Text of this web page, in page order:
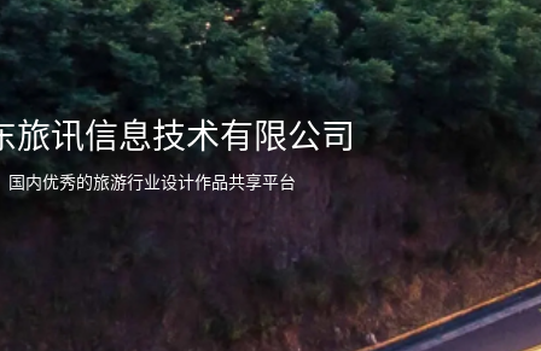
旅讯信息技术有限公司
国内优秀的旅游行业设计作品共享平台